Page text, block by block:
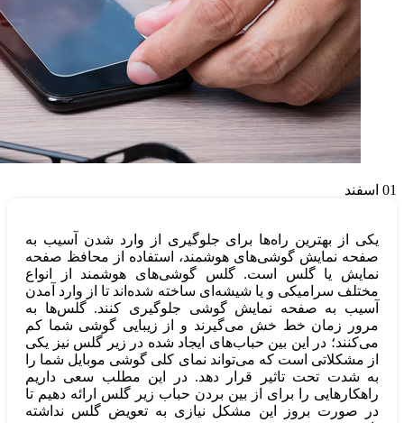
01 اسفند
یکی از بهترین راه‌ها برای جلوگیری از وارد شدن آسیب به
صفحه نمایش گوشی‌های هوشمند، استفاده از محافظ صفحه
نمایش یا گلس است. گلس گوشی‌های هوشمند از انواع
مختلف سرامیکی و یا شیشه‌ای ساخته شده‌اند تا از وارد آمدن
آسیب به صفحه نمایش گوشی جلوگیری کنند. گلس‌ها به
مرور زمان خط خش می‌گیرند و از زیبایی گوشی شما کم
می‌کنند؛ در این بین حباب‌های ایجاد شده در زیر گلس نیز یکی
از مشکلاتی است که می‌تواند نمای کلی گوشی موبایل شما را
به شدت تحت تاثیر قرار دهد. در این مطلب سعی داریم
راهکارهایی را برای از بین بردن حباب زیر گلس ارائه دهیم تا
در صورت بروز این مشکل نیازی به تعویض گلس نداشته